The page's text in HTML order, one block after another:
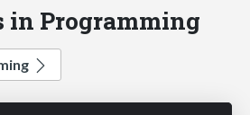
in Programming